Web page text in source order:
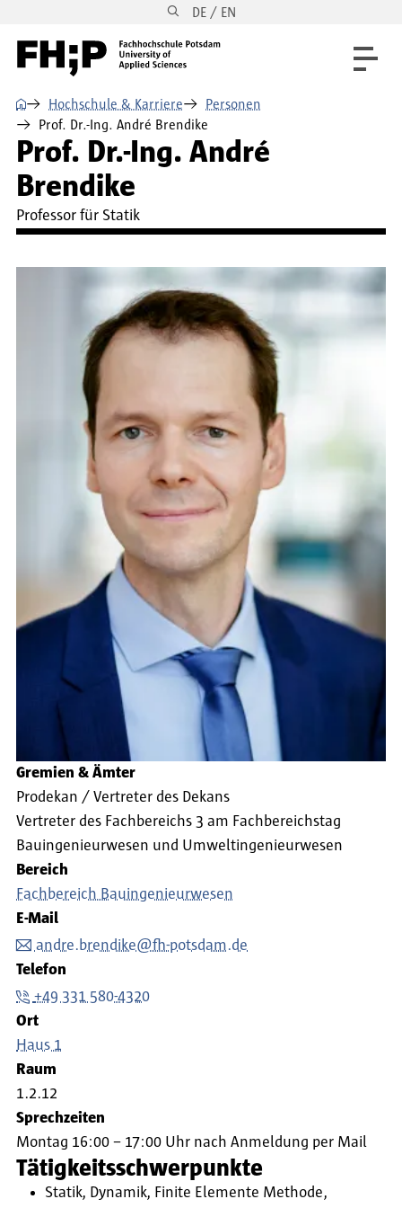
Direkt zur Hauptnavigation DE / EN
⌂ Hochschule & Karriere
Personen
Prof. Dr.-Ing. André Brendike
Prof. Dr.-Ing. André
Brendike
Professor für Statik
Gremien & Ämter
Prodekan / Vertreter des Dekans
Vertreter des Fachbereichs 3 am Fachbereichstag
Bauingenieurwesen und Umweltingenieurwesen
Bereich
Fachbereich Bauingenieurwesen
E-Mail
andre.brendike@fh-potsdam.de
Telefon
+49 331 580-4320
Ort
Haus 1
Raum
1.2.12
Sprechzeiten
Montag 16:00 – 17:00 Uhr nach Anmeldung per Mail
Tätigkeitsschwerpunkte
Statik, Dynamik, Finite Elemente Methode,